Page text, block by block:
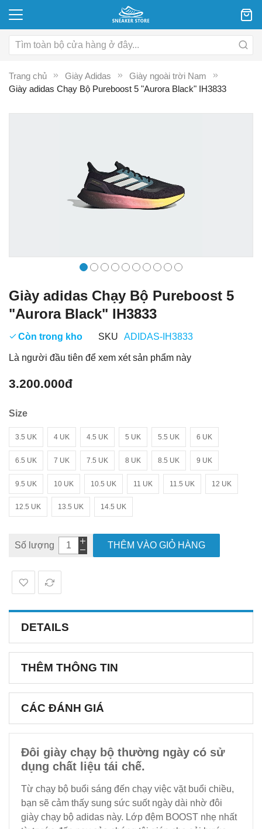
Trang chủ Giày Adidas
Giày ngoài trời Nam
Giày adidas Chạy Bộ Pureboost 5 "Aurora Black" IH3833
Giày adidas Chạy Bộ Pureboost 5
"Aurora Black" IH3833
Còn trong kho SKU ADIDAS-IH3833
Là người đầu tiên để xem xét sản phẩm này
3.200.000đ
Size
3.5 UK 4 UK 4.5 UK 5 UK 5.5 UK 6 UK
6.5 UK 7 UK 7.5 UK 8 UK 8.5 UK 9 UK
9.5 UK 10 UK 10.5 UK 11 UK 11.5 UK 12 UK
12.5 UK 13.5 UK 14.5 UK
Số lượng THÊM VÀO GIỎ HÀNG
DETAILS
THÊM THÔNG TIN
CÁC ĐÁNH GIÁ
Đôi giày chạy bộ thường ngày có sử
dụng chất liệu tái chế.
Từ chạy bộ buổi sáng đến chạy việc vặt buổi chiều,
bạn sẽ cảm thấy sung sức suốt ngày dài nhờ đôi
giày chạy bộ adidas này. Lớp đệm BOOST nhẹ nhất